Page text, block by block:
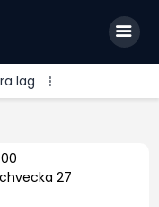
lag
27